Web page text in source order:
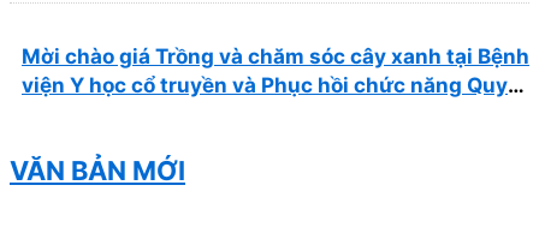
Mời chào giá Trồng và chăm sóc cây xanh tại Bệnh
viện Y học cổ truyền và Phục hồi chức năng Quy
VĂN BẢN MỚI